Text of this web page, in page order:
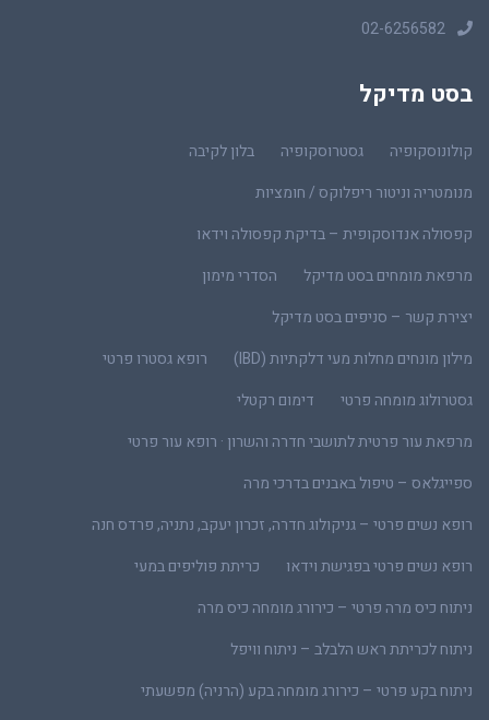
02-6256582
בסט מדיקל
קולונוסקופיה גסטרוסקופיה
בלון לקיבה
מנומטריה וניטור ריפלוקס / חומציות
קפסולה אנדוסקופית – בדיקת קפסולה וידאו
מרפאת מומחים בסט מדיקל
הסדרי מימון
יצירת קשר – סניפים בסט מדיקל
מילון מונחים מחלות מעי דלקתיות (IBD)
רופא גסטרו פרטי
גסטרולוג מומחה פרטי
דימום רקטלי
מרפאת עור פרטית לתושבי חדרה והשרון · רופא עור פרטי
ספייגלאס – טיפול באבנים בדרכי מרה
רופא נשים פרטי – גניקולוג חדרה, זכרון יעקב, נתניה, פרדס חנה
רופא נשים פרטי בפגישת וידאו
כריתת פוליפים במעי
ניתוח כיס מרה פרטי – כירורג מומחה כיס מרה
ניתוח לכריתת ראש הלבלב – ניתוח וויפל
ניתוח בקע פרטי – כירורג מומחה בקע (הרניה) מפשעתי